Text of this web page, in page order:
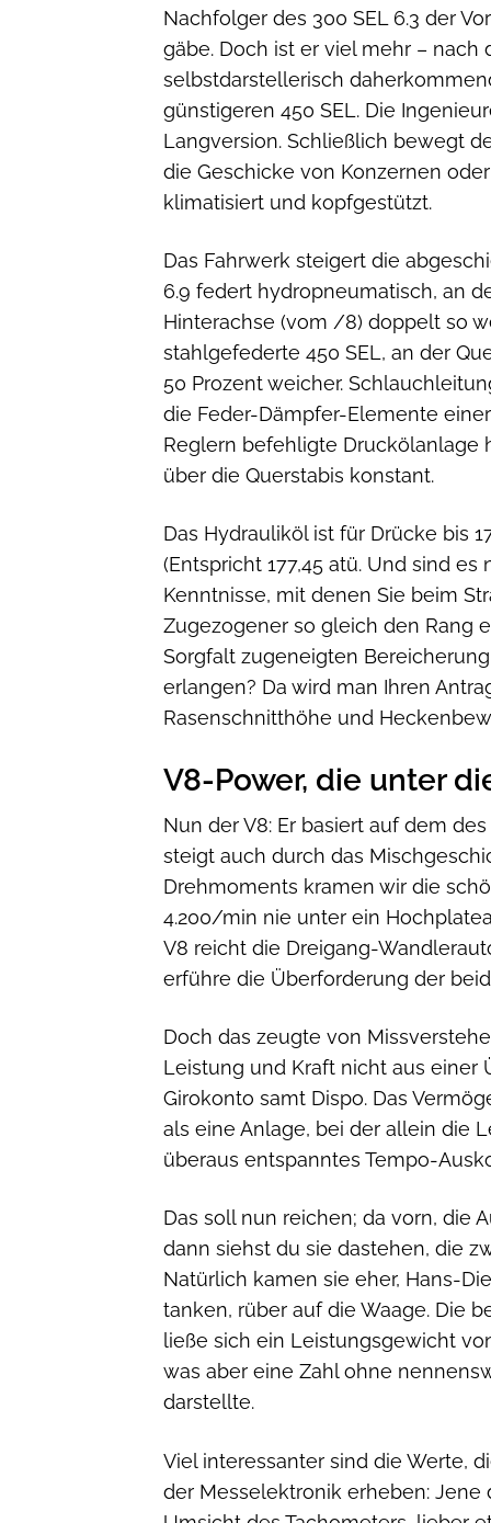
Nachfolger des 300 SEL 6.3 der
gäbe. Doch ist er viel mehr – nach
selbstdarstellerisch
günstigeren 450 SEL. Die
Langversion. Schließlich bewegt
die Geschicke von Konzernen
klimatisiert und kopfgestützt.
Das Fahrwerk steigert die
6.9 federt hydropneumatisch, an
Hinterachse (vom /8) doppelt so
stahlgefederte 450 SEL, an der
50 Prozent weicher.
die Feder-Dämpfer-Elemente
Reglern befehligte Druckölanlage
über die Querstabis konstant.
Das Hydrauliköl ist für Drücke bis
(Entspricht 177,45 atü. Und sind
Kenntnisse, mit denen Sie beim
Zugezogener so gleich den Rang
Sorgfalt zugeneigten
erlangen? Da wird man Ihren
Rasenschnitthöhe und
V8-Power, die unter
Nun der V8: Er basiert auf dem
steigt auch durch das
Drehmoments kramen wir die
4.200/min nie unter ein
V8 reicht die Dreigang-
erführe die Überforderung der
Doch das zeugte von
Leistung und Kraft nicht aus einer
Girokonto samt Dispo. Das
als eine Anlage, bei der allein die
überaus entspanntes Tempo-
Das soll nun reichen; da vorn, die
dann siehst du sie dastehen, die
Natürlich kamen sie eher, Hans-
tanken, rüber auf die Waage. Die
ließe sich ein Leistungsgewicht
was aber eine Zahl ohne
darstellte.
Viel interessanter sind die Werte,
der Messelektronik erheben: Jene